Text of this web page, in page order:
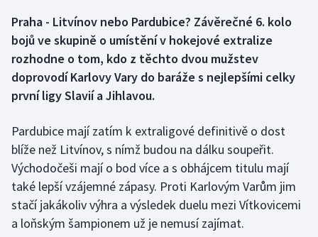
Box
Curling
Florbal
Futsal
Golf
Praha - Litvínov nebo Pardubice? Závěrečné 6. kolo
bojů ve skupině o umístění v hokejové extralize
rozhodne o tom, kdo z těchto dvou mužstev
doprovodí Karlovy Vary do baráže s nejlepšími celky
první ligy Slavií a Jihlavou.
Pardubice mají zatím k extraligové definitivě o dost
blíže než Litvínov, s nímž budou na dálku soupeřit.
Východočeši mají o bod více a s obhájcem titulu mají
také lepší vzájemné zápasy. Proti Karlovým Varům jim
stačí jakákoliv výhra a výsledek duelu mezi Vítkovicemi
a loňským šampionem už je nemusí zajímat.